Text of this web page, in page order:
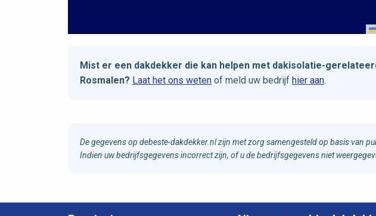
Mist er een dakdekker die kan helpen met dakisolatie-
Rosmalen? Laat het ons weten of meld uw bedrijf hier aan.
De gegevens op debeste-dakdekker.nl zijn met zorg samengesteld op basis van
Indien uw bedrijfsgegevens incorrect zijn, of u de bedrijfsgegevens niet